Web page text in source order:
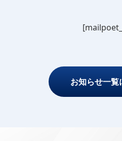
お知らせ一覧